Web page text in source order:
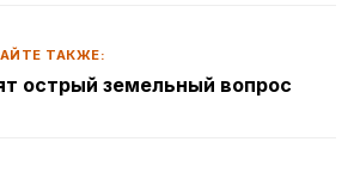
ТАКЖЕ:
острый земельный вопрос